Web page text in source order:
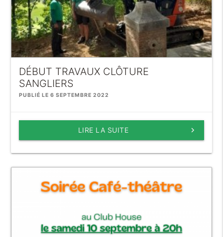
DÉBUT TRAVAUX CLÔTURE
SANGLIERS
PUBLIÉ LE 6 SEPTEMBRE 2022
keyboard_arrow_right
LIRE LA SUITE